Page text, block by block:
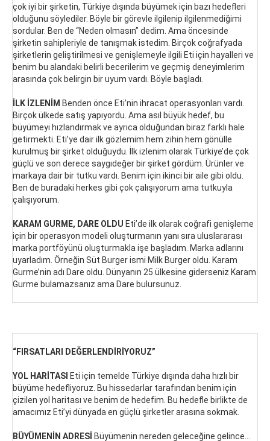
çok iyi bir şirketin, Türkiye dışında büyümek için bazı hedefleri
olduğunu söylediler. Böyle bir görevle ilgilenip ilgilenmediğimi
sordular. Ben de “Neden olmasın” dedim. Ama öncesinde
şirketin sahipleriyle de tanışmak istedim. Birçok coğrafyada
şirketlerin geliştirilmesi ve genişlemeyle ilgili Eti için hayalleri ve
benim bu alandaki belirli becerilerim ve geçmiş deneyimlerim
arasında çok belirgin bir uyum vardı. Böyle başladı.
İLK İZLENİM Benden önce Eti’nin ihracat operasyonları vardı.
Birçok ülkede satış yapıyordu. Ama asıl büyük hedef, bu
büyümeyi hızlandırmak ve ayrıca olduğundan biraz farklı hale
getirmekti. Eti’ye dair ilk gözlemim hem zihin hem gönülle
kurulmuş bir şirket olduğuydu. İlk izlenim olarak Türkiye’de çok
güçlü ve son derece saygıdeğer bir şirket gördüm. Ürünler ve
markaya dair bir tutku vardı. Benim için ikinci bir aile gibi oldu.
Ben de buradaki herkes gibi çok çalışıyorum ama tutkuyla
çalışıyorum.
KARAM GURME, DARE OLDU Eti’de ilk olarak coğrafi genişleme
için bir operasyon modeli oluşturmanın yanı sıra uluslararası
marka portföyünü oluşturmakla işe başladım. Marka adlarını
uyarladım. Örneğin Süt Burger ismi Milk Burger oldu. Karam
Gurme’nin adı Dare oldu. Dünyanın 25 ülkesine giderseniz Karam
Gurme bulamazsanız ama Dare bulursunuz.
“FIRSATLARI DEĞERLENDİRİYORUZ”
YOL HARİTASI Eti için temelde Türkiye dışında daha hızlı bir
büyüme hedefliyoruz. Bu hissedarlar tarafından benim için
çizilen yol haritası ve benim de hedefim. Bu hedefle birlikte de
amacımız Eti’yi dünyada en güçlü şirketler arasına sokmak.
BÜYÜMENİN ADRESİ Büyümenin nereden geleceğine gelince…